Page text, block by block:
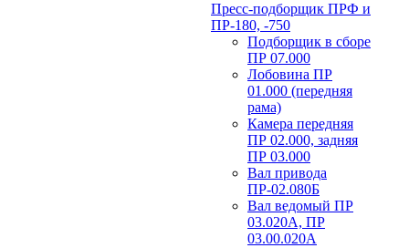
Пресс-подборщик ПРФ и
ПР-180, -750
Подборщик в сборе
ПР 07.000
Лобовина ПР
01.000 (передняя
рама)
Камера передняя
ПР 02.000, задняя
ПР 03.000
Вал привода
ПР-02.080Б
Вал ведомый ПР
03.020А, ПР
03.00.020А